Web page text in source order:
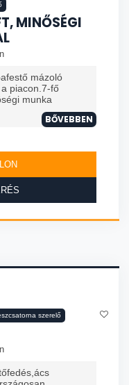
MINŐSÉGI
mázoló
piacon.7-fő
munka
BŐVEBBEN
szerelő